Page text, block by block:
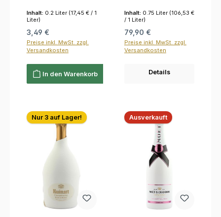
Inhalt: 0.2 Liter (17,45 € / 1
Liter)
Regulärer Preis:
3,49 €
Preise inkl. MwSt. zzgl.
Versandkosten
In den Warenkorb
Verpackung 12.5%
0,75l
Inhalt: 0.75 Liter (106,53 €
/ 1 Liter)
Regulärer Preis:
79,90 €
Preise inkl. MwSt. zzgl.
Versandkosten
Details
Nur 3 auf Lager! Ausverkauft